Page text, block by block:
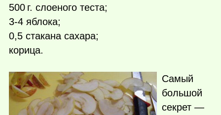
500 г. слоеного теста;
3-4 яблока;
0,5 стакана сахара;
корица.
Самый
большой
секрет —